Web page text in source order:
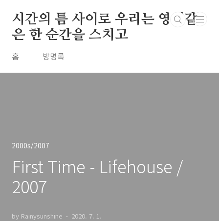
시간의 틈 사이로 우리는 영원같
은 한 순간을 스치고
홈 방명록
2000s/2007
First Time - Lifehouse /
2007
by Rainysunshine 2020. 7. 1.